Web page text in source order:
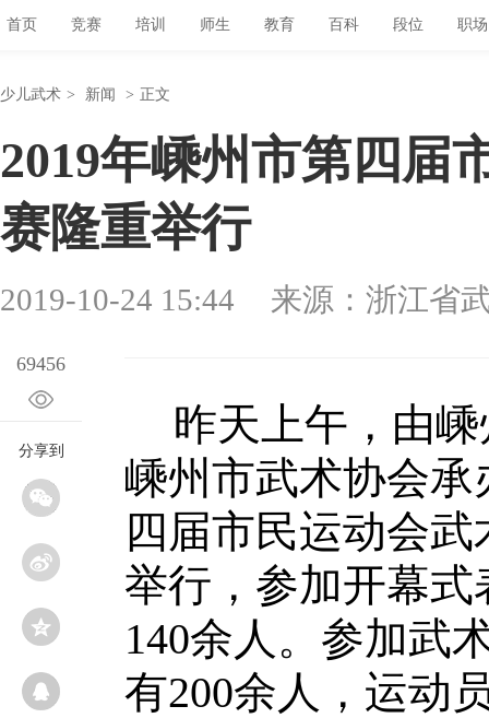
首页 竞赛 培训 师生 教育 百科 段位 职场
少儿武术 > 新闻 > 正文
2019年嵊州市第四届
赛隆重举行
2019-10-24 15:44 来源：浙江省
69456
分享到
昨天上午，由
嵊州市武术协会承
四届市民运动会
举行，参加开幕
140余人。参加武
有200余人，运动